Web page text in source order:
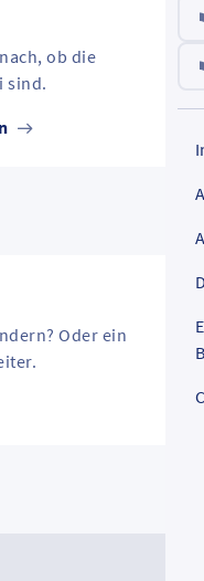
ob die
sind.
Oder ein